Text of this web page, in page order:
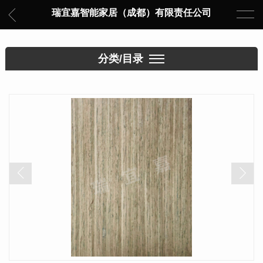
瑞宜嘉智能家居（成都）有限责任公司
分类/目录